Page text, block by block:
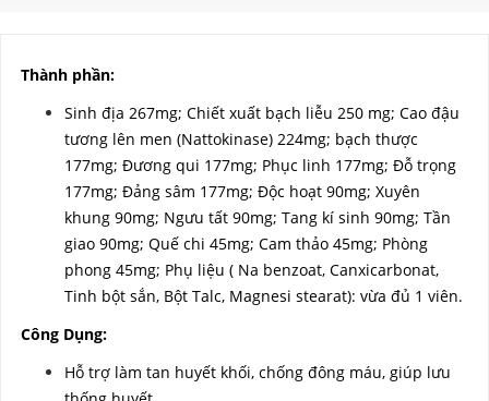
Thành phần:
Sinh địa 267mg; Chiết xuất bạch liễu 250 mg; Cao đậu
tương lên men (Nattokinase) 224mg; bạch thược
177mg; Đương qui 177mg; Phục linh 177mg; Đỗ trọng
177mg; Đảng sâm 177mg; Độc hoạt 90mg; Xuyên
khung 90mg; Ngưu tất 90mg; Tang kí sinh 90mg; Tần
giao 90mg; Quế chi 45mg; Cam thảo 45mg; Phòng
phong 45mg; Phụ liệu ( Na benzoat, Canxicarbonat,
Tinh bột sắn, Bột Talc, Magnesi stearat): vừa đủ 1 viên.
Công Dụng:
Hỗ trợ làm tan huyết khối, chống đông máu, giúp lưu